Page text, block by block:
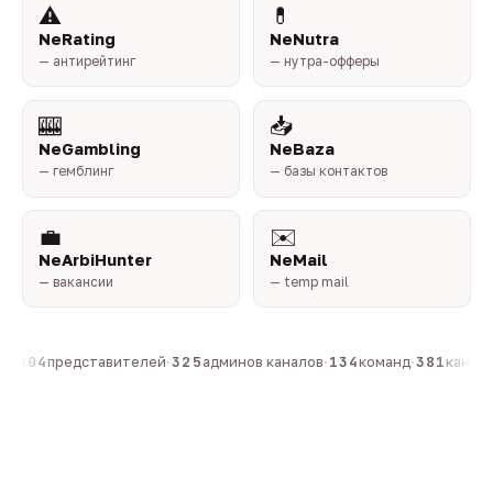
⚠️
NeRating
— антирейтинг
💊
NeNutra
— нутра-офферы
🎰
NeGambling
— гемблинг
📥
NeBaza
— базы контактов
💼
NeArbiHunter
— вакансии
✉️
NeMail
— temp mail
804представителей·325 админов каналов·134команд·381